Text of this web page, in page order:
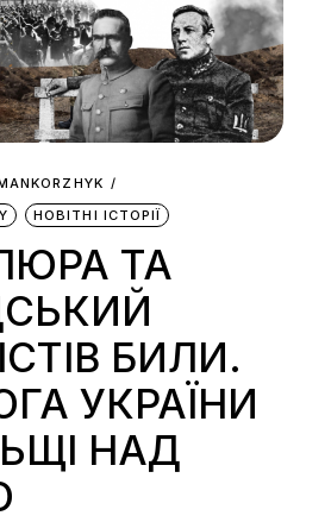
НОВІТНІ ІСТОРІЇ
ТА
БИЛИ.
УКРАЇНИ
НАД